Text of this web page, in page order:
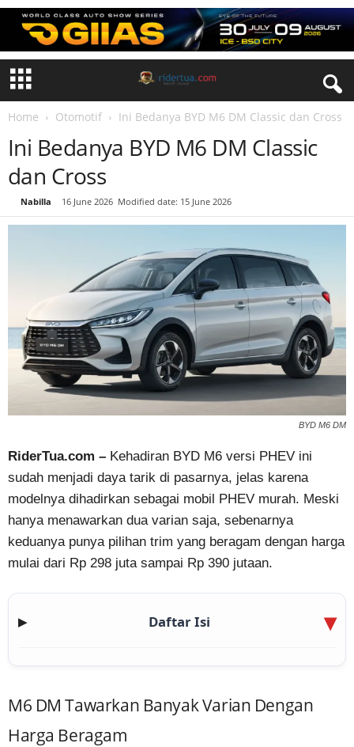
Home Otomotif Ini Bedanya BYD M6 DM Classic dan Cross
Ini Bedanya BYD M6 DM Classic
dan Cross
Nabilla 16 June 2026 Modified date: 15 June 2026
BYD M6 DM
RiderTua.com – Kehadiran BYD M6 versi PHEV ini
sudah menjadi daya tarik di pasarnya, jelas karena
modelnya dihadirkan sebagai mobil PHEV murah. Meski
hanya menawarkan dua varian saja, sebenarnya
keduanya punya pilihan trim yang beragam dengan harga
mulai dari Rp 298 juta sampai Rp 390 jutaan.
▶ Daftar Isi
M6 DM Tawarkan Banyak Varian Dengan
Harga Beragam